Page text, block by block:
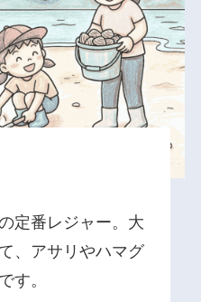
定番レジャー。大
、アサリやハマグ
す。